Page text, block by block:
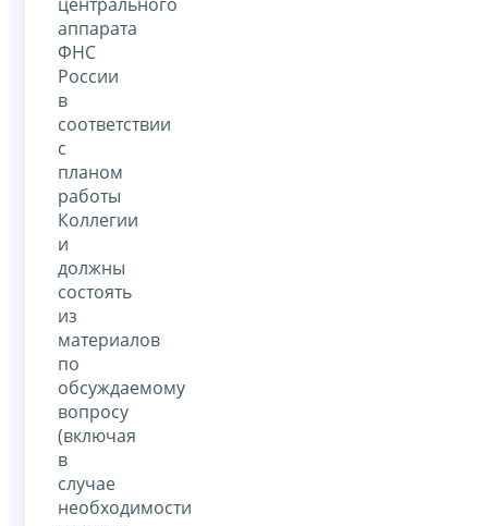
аппарата
ФНС
России
в
соответствии
с
планом
работы
Коллегии
и
должны
состоять
из
материалов
по
обсуждаемому
вопросу
(включая
в
случае
необходимости